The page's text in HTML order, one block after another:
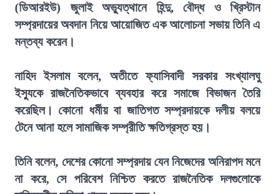
(ডিআরইউ) জুলাই অভ্যুত্থানে হিন্দু, বৌদ্ধ ও খ্রিস্টান
সম্প্রদায়ের অবদান নিয়ে আয়োজিত এক আলোচনা সভায় তিনি এ
মন্তব্য করেন।
নাহিদ ইসলাম বলেন, অতীতে ফ্যাসিবাদী সরকার সংখ্যালঘু
ইস্যুকে রাজনৈতিকভাবে ব্যবহার করে সমাজে বিভাজন তৈরি
করেছিল। কোনো ধর্মীয় বা জাতিগত সম্প্রদায়কে দলীয় বলয়ে
টেনে আনা হলে সামাজিক সম্প্রীতি ক্ষতিগ্রস্ত হয়।
তিনি বলেন, দেশের কোনো সম্প্রদায় যেন নিজেদের অনিরাপদ মনে
না করে, সে পরিবেশ নিশ্চিত করতে রাজনৈতিক দলগুলোকে